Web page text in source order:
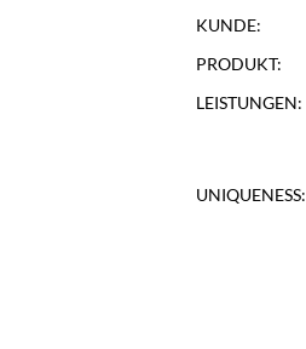
KUNDE:
PRODUKT:
LEISTUNGEN:
UNIQUENESS: